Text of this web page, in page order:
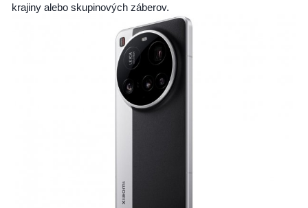
krajiny alebo skupinových záberov.